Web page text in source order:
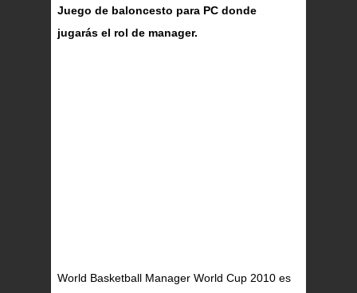
Juego de baloncesto para PC donde
jugarás el rol de manager.
World Basketball Manager World Cup 2010 es